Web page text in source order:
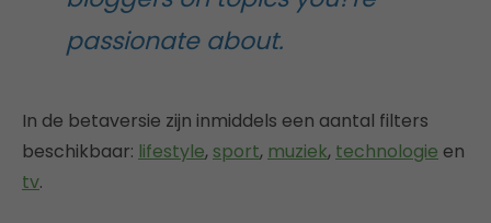
passionate about.
In de betaversie zijn inmiddels een aantal filters
beschikbaar: lifestyle, sport, muziek, technologie en
tv.